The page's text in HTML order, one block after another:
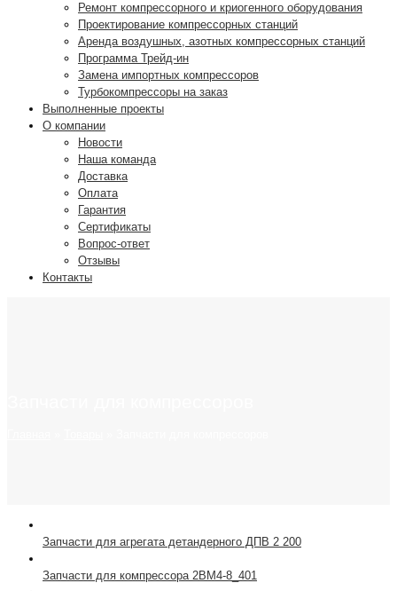
Ремонт компрессорного и криогенного оборудования
Проектирование компрессорных станций
Аренда воздушных, азотных компрессорных станций
Программа Трейд-ин
Замена импортных компрессоров
Турбокомпрессоры на заказ
Выполненные проекты
О компании
Новости
Наша команда
Доставка
Оплата
Гарантия
Сертификаты
Вопрос-ответ
Отзывы
Контакты
Запчасти для агрегата детандерного ДПВ 2 200
Запчасти для компрессора 2ВМ4-8_401